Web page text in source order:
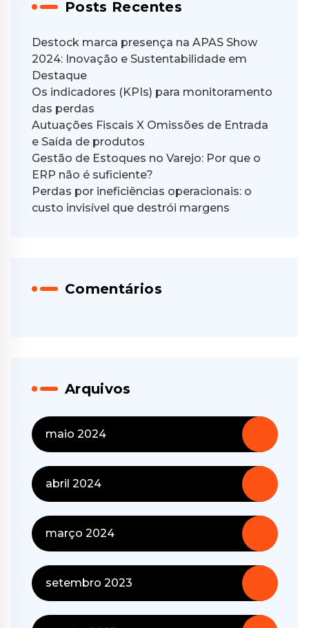
Posts Recentes
Destock marca presença na APAS Show
2024: Inovação e Sustentabilidade em
Destaque
Os indicadores (KPIs) para monitoramento
das perdas
Autuações Fiscais X Omissões de Entrada
e Saída de produtos
Gestão de Estoques no Varejo: Por que o
ERP não é suficiente?
Perdas por ineficiências operacionais: o
custo invisível que destrói margens
Comentários
Arquivos
maio 2024
abril 2024
março 2024
setembro 2023